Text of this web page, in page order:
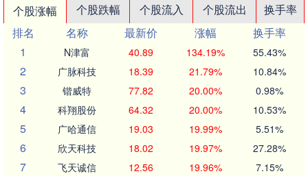
个股涨幅 个股跌幅 个股流入 个股流出
换手率
排名
名称 最新价 涨幅
换手率
1
N津富 40.89 134.19% 55.43%
2 广脉科技 18.39 21.79% 10.84%
3 锴威特 77.82 20.00% 0.98%
4 科翔股份 64.32 20.00% 10.53%
5 广哈通信 19.03 19.99% 5.51%
6 欣天科技 18.02 19.97% 27.28%
7 飞天诚信 12.56 19.96% 7.15%